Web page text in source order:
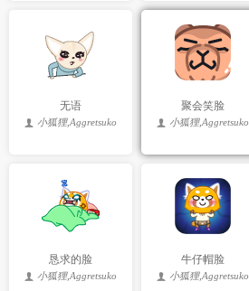
无语
小狐狸,Aggretsuko
聚会笑脸
小狐狸,Aggretsuko
恳求的脸
小狐狸,Aggretsuko
牛仔帽脸
小狐狸,Aggretsuko